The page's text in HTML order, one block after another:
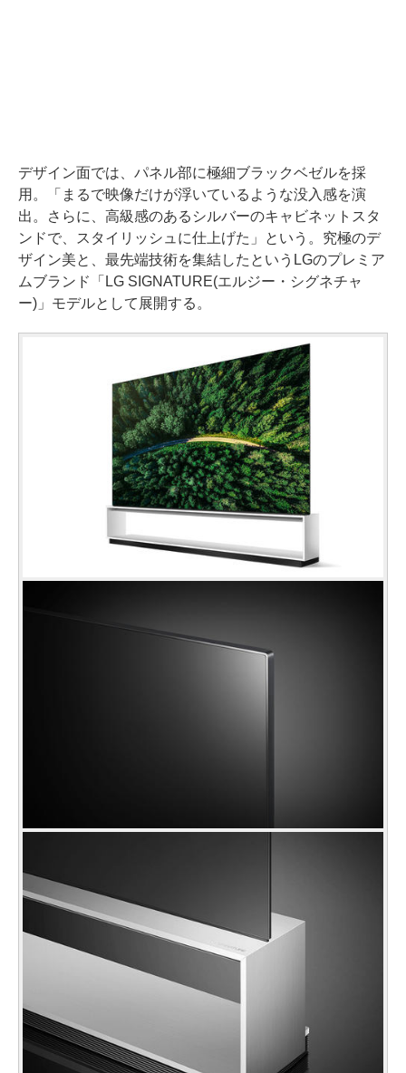
デザイン面では、パネル部に極細ブラックベゼルを採
用。「まるで映像だけが浮いているような没入感を演
出。さらに、高級感のあるシルバーのキャビネットスタ
ンドで、スタイリッシュに仕上げた」という。究極のデ
ザイン美と、最先端技術を集結したというLGのプレミア
ムブランド「LG SIGNATURE(エルジー・シグネチャ
ー)」モデルとして展開する。